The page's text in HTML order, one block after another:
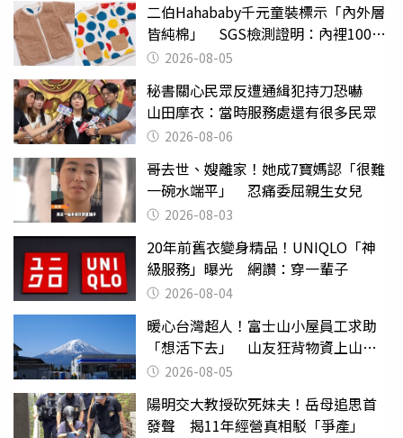
二伯Hahababy千元童裝標示「內外層
皆純棉」 SGS檢測證明：內裡100%
聚酯纖維
2026-08-05
秘書關心民眾反遭通緝犯持刀恐嚇
山田摩衣：當時服務處還有很多民眾
2026-08-06
哥去世、嫂離家！她成7寶媽認「很難
一碗水端平」 忍痛委屈親生女兒
2026-08-03
20年前舊衣變身精品！UNIQLO「神
級服務」曝光 網讚：穿一輩子
2026-08-04
暖心台灣超人！富士山小屋員工求助
「想活下去」 山友狂背物資上山：
台灣真的是寶島
2026-08-05
陽明交大教授砍死妹夫！岳母追思首
發聲 揭11年經營真相駁「爭產」